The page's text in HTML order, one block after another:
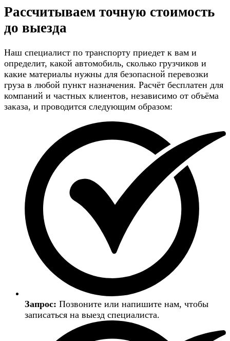
Рассчитываем точную стоимость
до выезда
Наш специалист по транспорту приедет к вам и
определит, какой автомобиль, сколько грузчиков и
какие материалы нужны для безопасной перевозки
груза в любой пункт назначения. Расчёт бесплатен для
компаний и частных клиентов, независимо от объёма
заказа, и проводится следующим образом:
Запрос: Позвоните или напишите нам, чтобы
записаться на выезд специалиста.